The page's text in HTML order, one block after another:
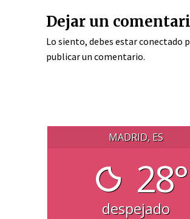
Dejar un
Lo siento, debes estarconectado
publicar un comentario.
MADRID, ES
28°
despejado